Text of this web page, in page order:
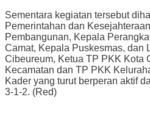
Sementara kegiatan tersebut
Pemerintahan dan
Pembangunan, Kepala
Camat, Kepala Puskesmas, dan
Cibeureum, Ketua TP PKK Kota
Kecamatan dan TP PKK
Kader yang turut berperan aktif
3-1-2. (Red)